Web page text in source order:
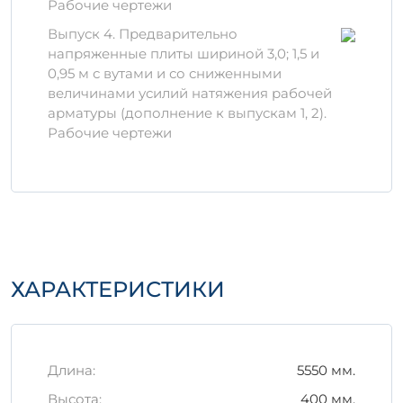
Преимущества изделия 1П
3-7 АтVскт пв
Высокая прочность на сжатие.
Устойчивость к изменению
температур.
Долговечность эксплуатации при
необходимо соблюдать условия хранения:
Предотвращать физические
повреждения изделия во время
Рабочие чертежи
Выпуск 4. Предварительно
напряженные плиты шириной 3,0; 1,5 и
0,95 м с вутами и со сниженными
величинами усилий натяжения рабочей
арматуры (дополнение к выпускам 1, 2).
Рабочие чертежи
ХАРАКТЕРИСТИКИ
Длина:
5550 мм.
Высота:
400 мм.